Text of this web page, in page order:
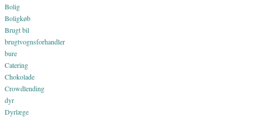
Bolig
Boligkøb
Brugt bil
brugtvognsforhandler
bure
Catering
Chokolade
Crowdlending
dyr
Dyrlæge